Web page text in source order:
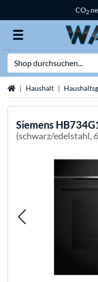
CO2
StartseiteHaushalt
Siemens
(schwarz/edelstahl,